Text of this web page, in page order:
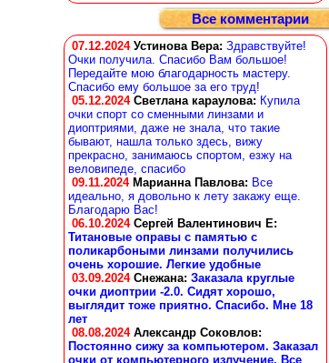
Все комментарии
07.12.2024 Устинова Вера: Здравствуйте!
Очки получила. Спасибо Вам большое!
Передайте мою благодарность мастеру.
Спасибо ему большое за его труд!
05.12.2024 Светлана караулова: Купила
очки спорт со сменными линзами и
диоптриями, даже не знала, что такие
бывают, нашла только здесь, вижу
прекрасно, занимаюсь спортом, езжу на
веловипеде, спасибо
09.11.2024 Марианна Павлова: Все
идеально, я довольно к лету закажу еще.
Благодарю Вас!
06.10.2024 Сергей Валентинович Е:
Титановые оправы с памятью с
поликарбоными линзами получились
очень хорошие. Легкие удобные
03.09.2024 Снежана: Заказала круглые
очки диоптрии -2.0. Сидят хорошо,
выглядит тоже приятно. Спасибо. Мне 18
лет
08.08.2024 Александр Соковлов:
Постоянно сижу за компьютером. Заказал
очки от компьютерного излучение. Все